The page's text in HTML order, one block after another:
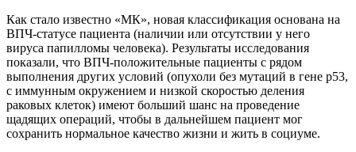
Как стало известно «МК», новая классификация основана на
ВПЧ-статусе пациента (наличии или отсутствии у него
вируса папилломы человека). Результаты исследования
показали, что ВПЧ-положительные пациенты с рядом
выполнения других условий (опухоли без мутаций в гене р53,
с иммунным окружением и низкой скоростью деления
раковых клеток) имеют больший шанс на проведение
щадящих операций, чтобы в дальнейшем пациент мог
сохранить нормальное качество жизни и жить в социуме.